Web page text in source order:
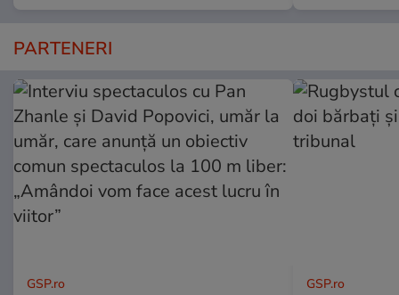
PARTENERI
GSP.ro GSP.ro